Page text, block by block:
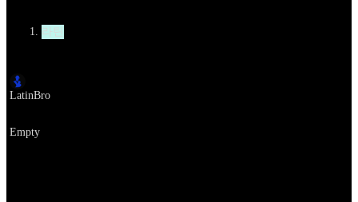
라틴
LatinBro
Empty